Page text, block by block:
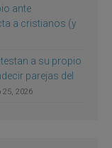
ante
a cristianos (y
a su propio
parejas del
25, 2026